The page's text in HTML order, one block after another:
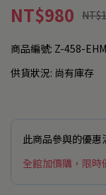
NT$980
商品編號: Z-458-
供貨狀況: 尚有庫存
此商品參與的優惠
全館加價購，限時